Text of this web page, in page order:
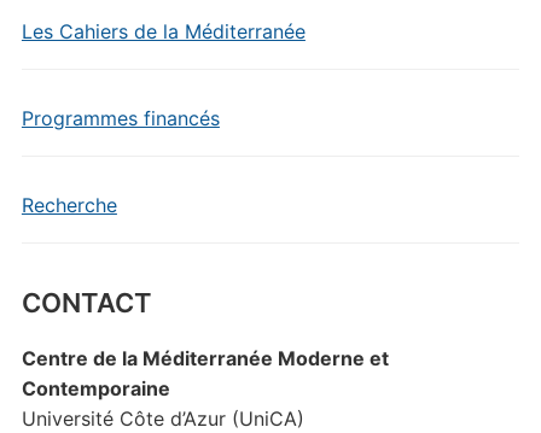
Les Cahiers de la Méditerranée
Programmes financés
Recherche
CONTACT
Centre de la Méditerranée Moderne et
Contemporaine
Université Côte d’Azur (UniCA)